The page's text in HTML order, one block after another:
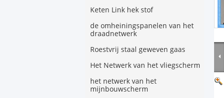
Keten Link hek stof
de omheiningspanelen van het
draadnetwerk
Roestvrij staal geweven gaas
Het Netwerk van het vliegscherm
het netwerk van het
mijnbouwscherm